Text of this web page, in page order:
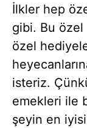
İlkler hep
gibi. Bu
özel
isteriz.
emekleri ile
şeyin en